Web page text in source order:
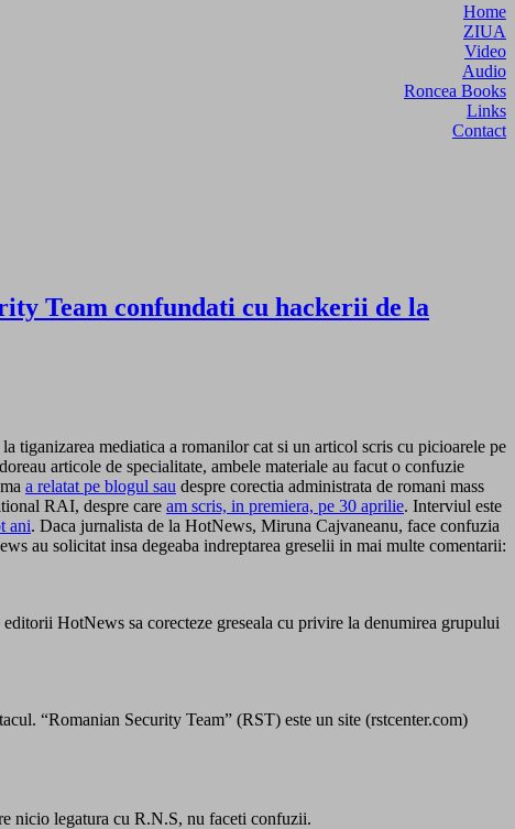
Home
ZIUA
Video
Audio
Roncea Books
Links
Contact
Team confundati cu hackerii de la
tiganizarea mediatica a romanilor cat si un articol scris cu picioarele pe
articole de specialitate, ambele materiale au facut o confuzie
a relatat pe blogul sau despre corectia administrata de romani mass
RAI, despre care am scris, in premiera, pe 30 aprilie. Interviul este
ani. Daca jurnalista de la HotNews, Miruna Cajvaneanu, face confuzia
au solicitat insa degeaba indreptarea greselii in mai multe comentarii:
HotNews sa corecteze greseala cu privire la denumirea grupului
“Romanian Security Team” (RST) este un site (rstcenter.com)
nicio legatura cu R.N.S, nu faceti confuzii.